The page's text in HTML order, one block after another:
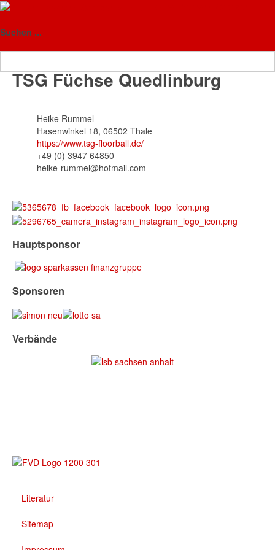
Suchen ...
Vereine
TSG Füchse Quedlinburg
Heike Rummel
Hasenwinkel 18, 06502 Thale
https://www.tsg-floorball.de/
+49 (0) 3947 64850
heike-rummel@hotmail.com
Hauptsponsor
Sponsoren
Verbände
Literatur
Sitemap